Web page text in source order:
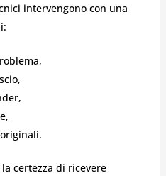
intervengono con una
certezza di ricevere